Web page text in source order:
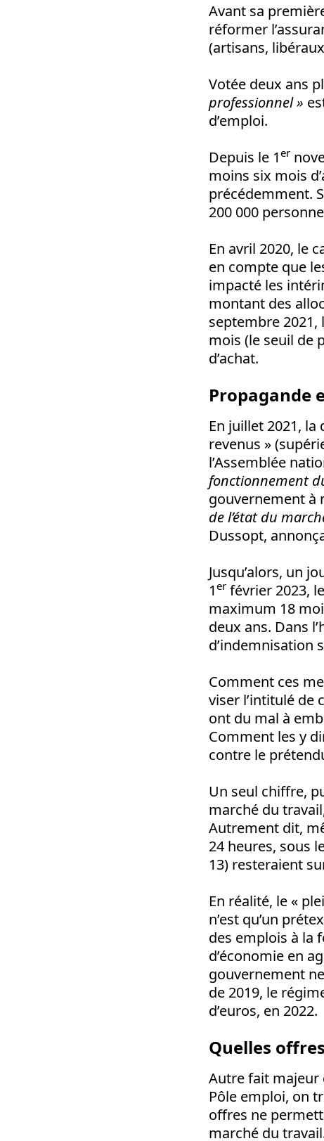
Avant sa
réformer
(artisans,
Votée deux ans
professionnel »
d’emploi.
Depuis le 1er
moins six mois
précédemment.
200 000
En avril 2020, le
en compte que
impacté les
montant des
septembre
mois (le seuil de
d’achat.
Propagande
En juillet 2021,
revenus »
l’Assemblée
fonctionnement
gouvernement à
de l’état du
Dussopt,
Jusqu’alors, un
1er février 2023,
maximum 18
deux ans. Dans
d’indemnisation
Comment ces
viser l’intitulé de
ont du mal à
Comment les y
contre le
Un seul chiffre,
marché du
Autrement dit,
24 heures, sous
13) resteraient
En réalité, le «
n’est qu’un
des emplois à la
d’économie en
gouvernement
de 2019, le
d’euros, en 2022.
Quelles
Autre fait majeur
Pôle emploi, on
offres ne
marché du